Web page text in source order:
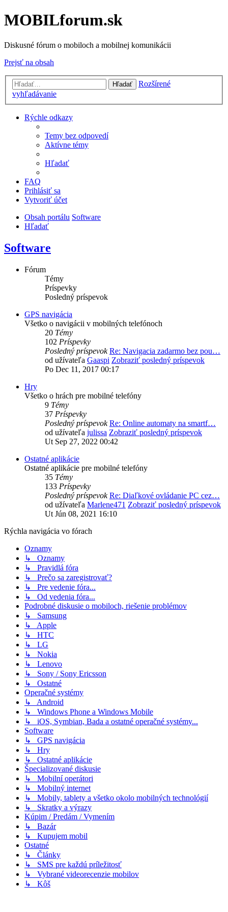
MOBILforum.sk
Diskusné fórum o mobiloch a mobilnej komunikácii
Prejsť na obsah
Hľadať
Rozšírené
vyhľadávanie
Rýchle odkazy
Temy bez odpovedí
Aktívne témy
Hľadať
FAQ
Prihlásiť sa
Vytvoriť účet
Obsah portálu Software
Hľadať
Software
Fórum
Témy
Príspevky
Posledný príspevok
GPS navigácia
Všetko o navigácii v mobilných telefónoch
20 Témy
102 Príspevky
Posledný príspevok Re: Navigacia zadarmo bez pou…
od užívateľa Gaaspi Zobraziť posledný príspevok
Po Dec 11, 2017 00:17
Hry
Všetko o hrách pre mobilné telefóny
9 Témy
37 Príspevky
Posledný príspevok Re: Online automaty na smartf…
od užívateľa julissa Zobraziť posledný príspevok
Ut Sep 27, 2022 00:42
Ostatné aplikácie
Ostatné aplikácie pre mobilné telefóny
35 Témy
133 Príspevky
Posledný príspevok Re: Diaľkové ovládanie PC cez…
od užívateľa Marlene471 Zobraziť posledný príspevok
Ut Jún 08, 2021 16:10
Rýchla navigácia vo fórach
Oznamy
↳ Oznamy
↳ Pravidlá fóra
↳ Prečo sa zaregistrovať?
↳ Pre vedenie fóra...
↳ Od vedenia fóra...
Podrobné diskusie o mobiloch, riešenie problémov
↳ Samsung
↳ Apple
↳ HTC
↳ LG
↳ Nokia
↳ Lenovo
↳ Sony / Sony Ericsson
↳ Ostatné
Operačné systémy
↳ Android
↳ Windows Phone a Windows Mobile
↳ iOS, Symbian, Bada a ostatné operačné systémy...
Software
↳ GPS navigácia
↳ Hry
↳ Ostatné aplikácie
Špecializované diskusie
↳ Mobilní operátori
↳ Mobilný internet
↳ Mobily, tablety a všetko okolo mobilných technológií
↳ Skratky a výrazy
Kúpim / Predám / Vymením
↳ Bazár
↳ Kupujem mobil
Ostatné
↳ Články
↳ SMS pre každú príležitosť
↳ Vybrané videorecenzie mobilov
↳ Kôš